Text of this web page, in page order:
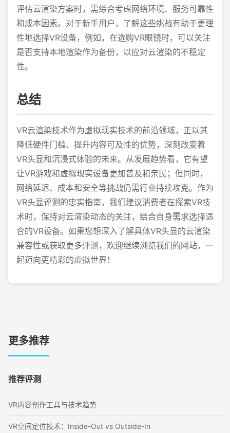
评估云渲染方案时，需综合考虑网络环境、服务可靠性
和成本因素。对于新手用户，了解这些挑战有助于更理
性地选择VR设备，例如，在选购VR眼镜时，可以关注
是否支持本地渲染作为备份，以应对云渲染的不稳定
性。
总结
VR云渲染技术作为虚拟现实技术的前沿领域，正以其
降低硬件门槛、提升内容可及性的优势，深刻改变着
VR头显和沉浸式体验的未来。从发展趋势看，它有望
让VR游戏和虚拟现实设备更加普及和亲民；但同时，
网络延迟、成本和安全等挑战仍需行业持续攻克。作为
VR头显评测的忠实指南，我们建议消费者在探索VR技
术时，保持对云渲染动态的关注，结合自身需求选择适
合的VR设备。如果您想深入了解具体VR头显的云渲染
兼容性或获取更多评测，欢迎继续浏览我们的网站，一
起迈向更精彩的虚拟世界！
更多推荐
推荐评测
VR内容创作工具与技术趋势
VR空间定位技术：Inside-Out vs Outside-In